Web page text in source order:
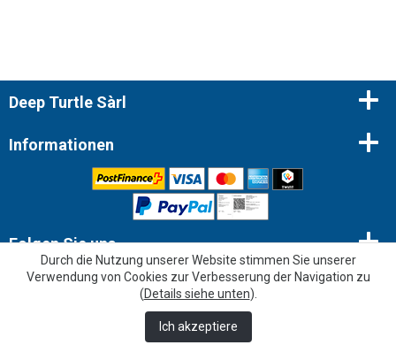
Deep Turtle Sàrl
Informationen
© 2026 Copyright - Deep Turtle Sàrl |
Folgen Sie uns
Newsletter
Durch die Nutzung unserer Website stimmen Sie unserer
Verwendung von Cookies zur Verbesserung der Navigation zu
(Details siehe unten).
Ich akzeptiere
“Sehr gut” 303 Meinungen